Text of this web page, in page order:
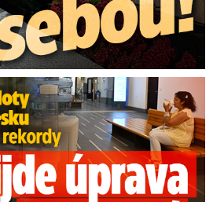
Přijde úprava pracovní doby?